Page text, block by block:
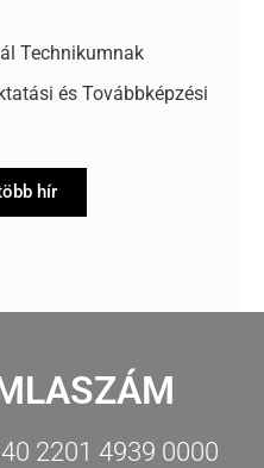
Technikumnak
és Továbbképzési
hír
2201 4939 0000